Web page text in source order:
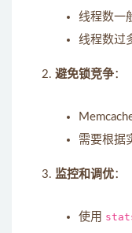
线程数一
线程数过
避免锁竞争：
需要根据
监控和调优：
使用